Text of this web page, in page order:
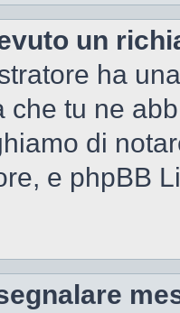
un
ha
che tu ne
di
e phpBB